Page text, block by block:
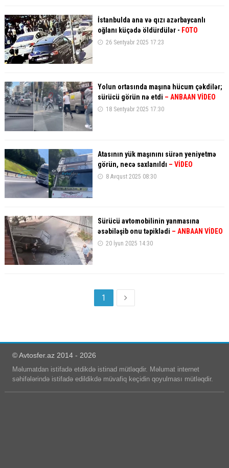
İstanbulda ana və qızı azərbaycanlı
oğlanı küçədə öldürdülər - FOTO
26 Sentyabr 2025 17:23
Yolun ortasında maşına hücum çəkdilər;
sürücü görün nə etdi – ANBAAN VİDEO
18 Sentyabr 2025 17:30
Atasının yük maşınını sürən yeniyetmə
görün, necə saxlanıldı – VİDEO
8 Avqust 2025 08:30
Sürücü avtomobilinin yanmasına
əsəbiləşib onu təpiklədi – ANBAAN VİDEO
20 İyun 2025 14:30
1
© Avtosfer.az 2014 - 2026
Məlumatdan istifadə etdikdə istinad mütləqdir. Məlumat internet
səhifələrində istifadə edildikdə müvafiq keçidin qoyulması mütləqdir.